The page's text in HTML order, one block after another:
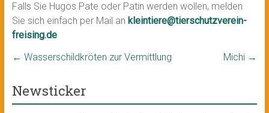
Falls Sie Hugos Pate oder Patin werden wollen, melden
Sie sich einfach per Mail an kleintiere@tierschutzverein-
freising.de
← Wasserschildkröten zur Vermittlung Michi →
Newsticker